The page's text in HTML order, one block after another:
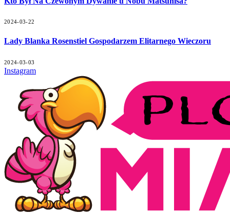
2024-03-22
Lady Blanka Rosenstiel Gospodarzem Elitarnego Wieczoru
2024-03-03
Instagram